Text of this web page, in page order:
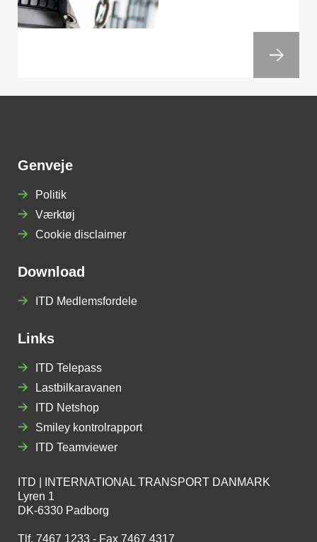
Genveje
Politik
Værktøj
Cookie disclaimer
Download
ITD Medlemsfordele
Links
ITD Telepass
Lastbilkaravanen
ITD Netshop
Smiley kontrolrapport
ITD Teamviewer
ITD | INTERNATIONAL TRANSPORT DANMARK
Lyren 1
DK-6330 Padborg
Tlf. 7467 1233 - Fax 7467 4317